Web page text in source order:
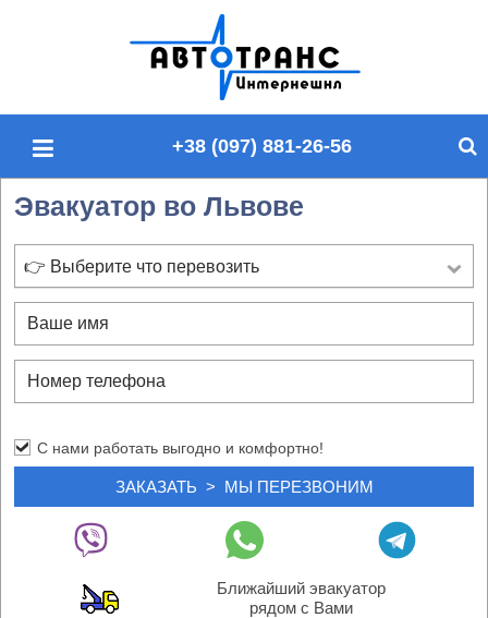
п
й
у
+38 (097) 881-26-56
Эвакуатор во Львове
👉 Выберите что перевозить
С нами работать выгодно и комфортно!
Ближайший эвакуатор
рядом с Вами